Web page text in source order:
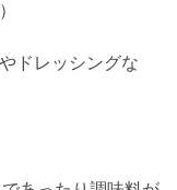
ドレッシングな